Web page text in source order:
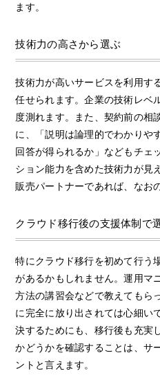
ます。
技術力の高さから選ぶ
技術力が高いサービスを利用す
任せられます。企業の技術レベ
度測れます。また、契約前の相
に、「説明は論理的でわかりや
回答が得られるか」などもチェ
ション能力を含めた技術力が見
販売パートナーであれば、なお
クラウド移行後の支援体制で
特にクラウド移行を初めて行う
があるかもしれません。運用マ
方法の講習会などで教えてもら
に完全に放り出されては心細い
決するためにも、移行後も充実
かどうかを確認することは、サ
ントと言えます。